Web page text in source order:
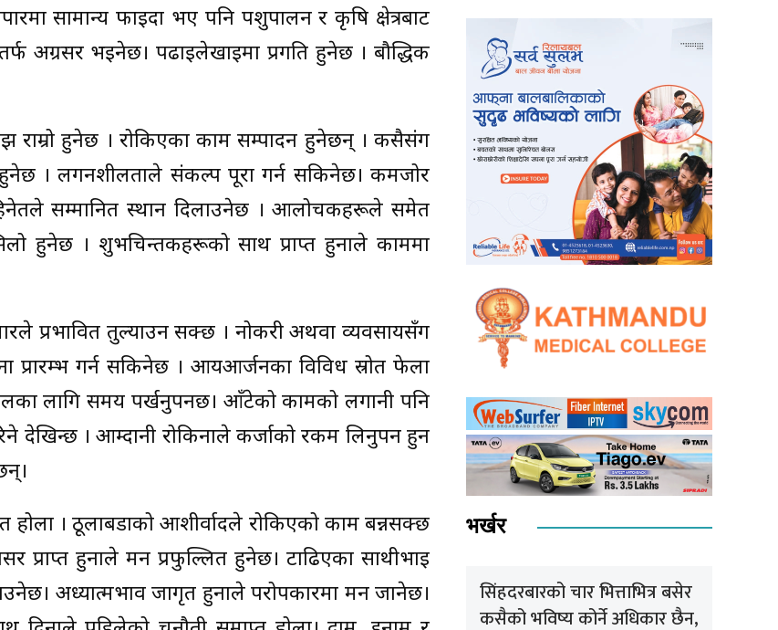
सामान्य फाइदा भए पनि पशुपालन र कृषि क्षेत्रबाट
अग्रसर भइनेछ। पढाइलेखाइमा प्रगति हुनेछ । बौद्धिक
राम्रो हुनेछ । रोकिएका काम सम्पादन हुनेछन् । कसैसंग
हुनेछ । लगनशीलताले संकल्प पूरा गर्न सकिनेछ। कमजोर
सम्मानित स्थान दिलाउनेछ । आलोचकहरूले समेत
हुनेछ । शुभचिन्तकहरूको साथ प्राप्त हुनाले काममा
प्रभावित तुल्याउन सक्छ । नोकरी अथवा व्यवसायसँग
प्रारम्भ गर्न सकिनेछ । आयआर्जनका विविध स्रोत फेला
लागि समय पर्खनुपर्नेछ। आँटेको कामको लगानी पनि
देखिन्छ । आम्दानी रोकिनाले कर्जाको रकम लिनुपर्ने हुन
होला । ठूलाबडाको आशीर्वादले रोकिएको काम बन्नसक्छ
प्राप्त हुनाले मन प्रफुल्लित हुनेछ। टाढिएका साथीभाइ
अध्यात्मभाव जागृत हुनाले परोपकारमा मन जानेछ।
भर्खर
सिंहदरबारको चार भित्ताभित्र बसेर
कसैको भविष्य कोर्ने अधिकार छैन,